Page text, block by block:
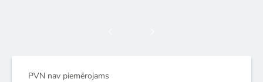
PVN nav piemērojams